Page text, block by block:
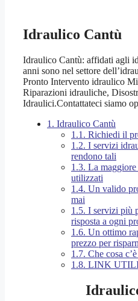
Idraulico Cantù
Idraulico Cantù: affidati agli
anni sono nel settore
Pronto Intervento idraulico
Riparazioni idrauliche,
Idraulici.Contattateci siamo
1. Idraulico Cantù
1.1. Richiedi il
1.2. I servizi
rendono tali
1.3. La
utilizzati
1.4. Un valido
mai
1.5. I servizi più
risposta a ogni
1.6. Un ottimo
prezzo per
1.7. Che cosa
1.8. LINK